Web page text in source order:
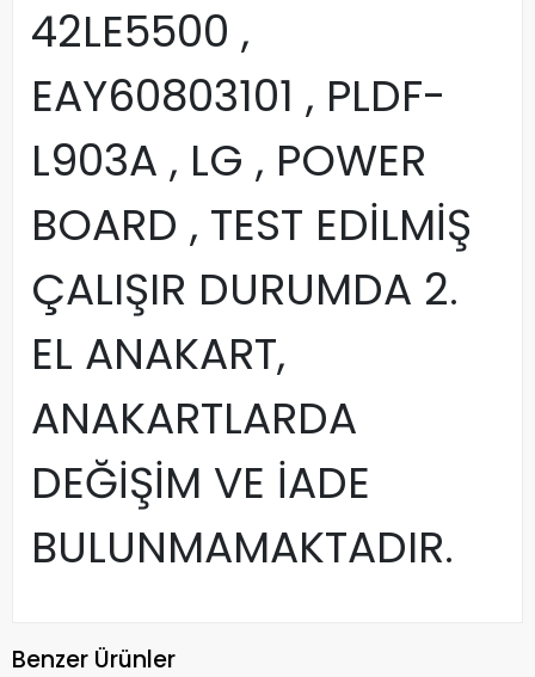
42LE5500 ,
EAY60803101 , PLDF-
L903A , LG , POWER
BOARD , TEST EDİLMİŞ
ÇALIŞIR DURUMDA 2.
EL ANAKART,
ANAKARTLARDA
DEĞİŞİM VE İADE
BULUNMAMAKTADIR.
Benzer Ürünler